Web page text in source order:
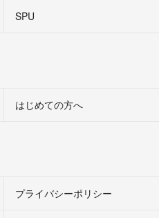
SPU
はじめての方へ
プライバシーポリシー